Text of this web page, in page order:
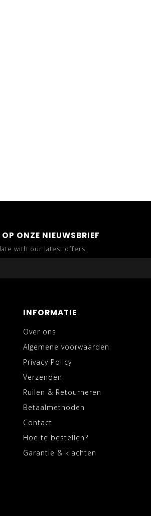
ONZE NIEUWSBRIEF
with our latest offers
INFORMATIE
Over ons
Algemene voorwaarden
Privacy Policy
Verzenden
Ruilen & Retourneren
Betaalmethoden
Contact
Hoe te bestellen?
Garantie & klachten